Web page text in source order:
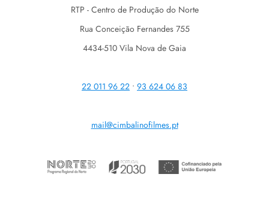
RTP - Centro de Produção do Norte
Rua Conceição Fernandes 755
4434-510 Vila Nova de Gaia
22 011 96 22 • 93 624 06 83
mail@cimbalinofilmes.pt